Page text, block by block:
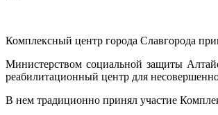
Комплексный центр города Славгорода
Министерством социальной защиты
реабилитационный центр для
В нем традиционно принял участие